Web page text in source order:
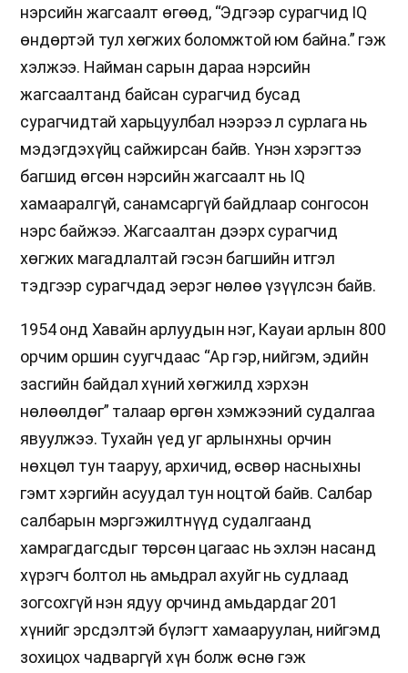
нэрсийн жагсаалт өгөөд, “Эдгээр сурагчид IQ
өндөртэй тул хөгжих боломжтой юм байна.” гэж
хэлжээ. Найман сарын дараа нэрсийн
жагсаалтанд байсан сурагчид бусад
сурагчидтай харьцуулбал нээрээ л сурлага нь
мэдэгдэхүйц сайжирсан байв. Үнэн хэрэгтээ
багшид өгсөн нэрсийн жагсаалт нь IQ
хамааралгүй, санамсаргүй байдлаар сонгосон
нэрс байжээ. Жагсаалтан дээрх сурагчид
хөгжих магадлалтай гэсэн багшийн итгэл
тэдгээр сурагчдад эерэг нөлөө үзүүлсэн байв.
1954 онд Хавайн арлуудын нэг, Кауаи арлын 800
орчим оршин суугчдаас “Ар гэр, нийгэм, эдийн
засгийн байдал хүний хөгжилд хэрхэн
нөлөөлдөг” талаар өргөн хэмжээний судалгаа
явуулжээ. Тухайн үед уг арлынхны орчин
нөхцөл тун тааруу, архичид, өсвөр насныхны
гэмт хэргийн асуудал тун ноцтой байв. Салбар
салбарын мэргэжилтнүүд судалгаанд
хамрагдагсдыг төрсөн цагаас нь эхлэн насанд
хүрэгч болтол нь амьдрал ахуйг нь судлаад
зогсохгүй нэн ядуу орчинд амьдардаг 201
хүнийг эрсдэлтэй бүлэгт хамааруулан, нийгэмд
зохицох чадваргүй хүн болж өснө гэж